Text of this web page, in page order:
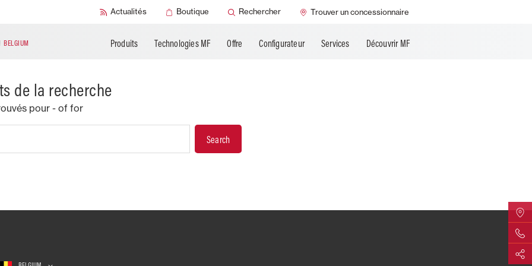
Actualités Boutique Rechercher Trouver un concessionnaire
BELGIUM Produits Technologies MF Offre Configurateur Services Découvrir MF
de la recherche
pour - of for
Partager